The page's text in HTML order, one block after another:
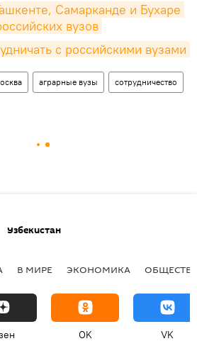
Самарканде и Бухаре
вузов
с российскими вузами
аграрные вузы сотрудничество
Узбекистан
В МИРЕ ЭКОНОМИКА
OK VK